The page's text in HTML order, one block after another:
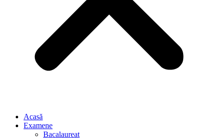
Acasă
Examene
Bacalaureat